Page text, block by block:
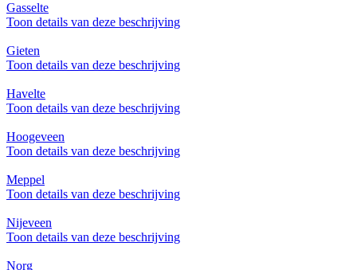
Gasselte
Toon details van deze beschrijving
Gieten
Toon details van deze beschrijving
Havelte
Toon details van deze beschrijving
Hoogeveen
Toon details van deze beschrijving
Meppel
Toon details van deze beschrijving
Nijeveen
Toon details van deze beschrijving
Norg